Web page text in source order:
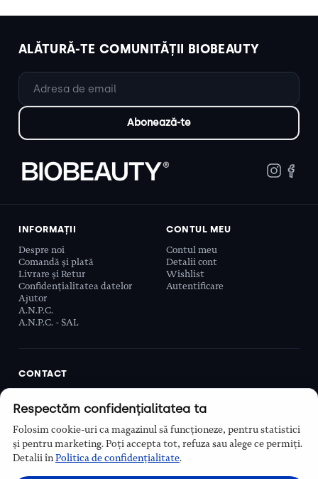
ALĂTURĂ-TE COMUNITĂȚII BIOBEAUTY
INFORMAȚII
Despre noi
Comandă și plată
Livrare și Retur
Confidențialitatea datelor
Ajutor
A.N.P.C.
A.N.P.C. - SAL
CONTUL MEU
Contul meu
Detalii cont
Wishlist
Autentificare
CONTACT
Sector 6, București, România
Program
Luni–Vineri, 9:00 – 16:00
Respectăm confidențialitatea ta
Folosim cookie-uri ca magazinul să funcționeze, pentru statistici
și pentru marketing. Poți accepta tot, refuza sau alege ce permiți.
Detalii înPolitica de confidențialitate.